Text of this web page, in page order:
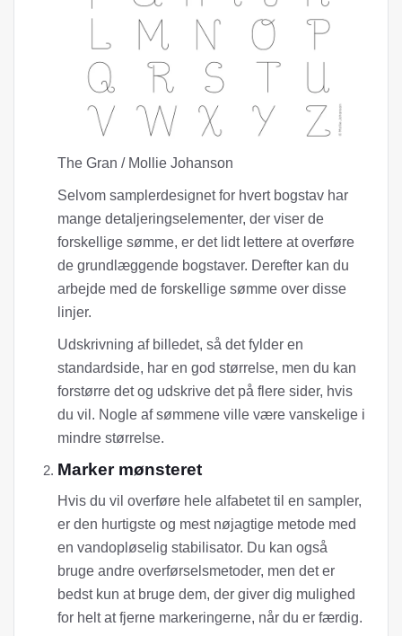
The Gran / Mollie Johanson
Selvom samplerdesignet for hvert bogstav har
mange detaljeringselementer, der viser de
forskellige sømme, er det lidt lettere at overføre
de grundlæggende bogstaver. Derefter kan du
arbejde med de forskellige sømme over disse
linjer.
Udskrivning af billedet, så det fylder en
standardside, har en god størrelse, men du kan
forstørre det og udskrive det på flere sider, hvis
du vil. Nogle af sømmene ville være vanskelige i
mindre størrelse.
Marker mønsteret
Hvis du vil overføre hele alfabetet til en sampler,
er den hurtigste og mest nøjagtige metode med
en vandopløselig stabilisator. Du kan også
bruge andre overførselsmetoder, men det er
bedst kun at bruge dem, der giver dig mulighed
for helt at fjerne markeringerne, når du er færdig.